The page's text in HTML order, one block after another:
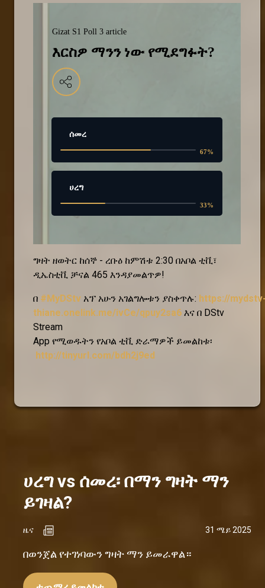
Gizat S1 Poll 3 article
እርስዎ ማንን ነው የሚደግፉት?
ሰመረ
67%
ሀረግ
33%
ግዛት ዘወትር ከሰኞ - ረቡዕ ከምሽቱ 2:30 በአቦል ቲቪ፣
ዲኤስቲቪ ቻናል 465 እንዳያመልጥዎ!
በ #MyDStv አፕ አሁን አገልግሎቱን ያስቀጥሉ: https://
thiane.onelink.me/ivCe/qpuy2sa6 እና በ DStv
Stream
App የሚወዱትን የአቦል ቲቪ ድራማዎች ይመልከቱ፡
http://tinyurl.com/bdh2j9ed
ሀረግ vs ሰመረ፡ በማን ግዛት ማን
ይገዛል?
ዜና 31 ሜይ 2025
በወንጀል የተገነባውን ግዛት ማን ይመራዋል።